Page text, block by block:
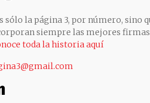
sólo la página 3, por número, sino
siempre las mejores
toda la historia aquí